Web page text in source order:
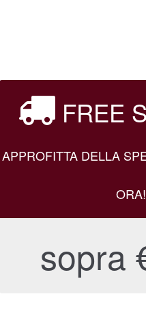
FREE
APPROFITTA DELLA
ORA!
sopra